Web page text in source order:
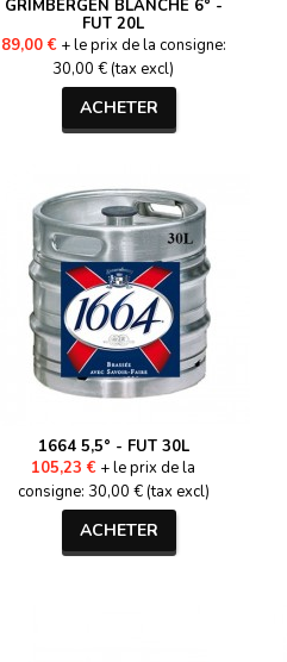
GRIMBERGEN BLANCHE 6° -
FUT 20L
89,00 € + le prix de la consigne:
30,00 € (tax excl)
ACHETER
1664 5,5° - FUT 30L
105,23 € + le prix de la
consigne: 30,00 € (tax excl)
ACHETER